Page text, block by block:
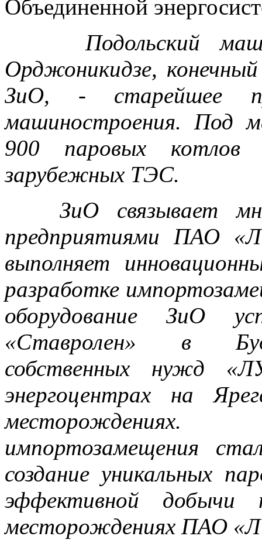
Объединенной
Подольский
Орджоникидзе,
ЗиО, - старейшее
машиностроения. Под
900 паровых котлов
зарубежных ТЭС.
ЗиО связывает
предприятиями ПАО
выполняет
разработке
оборудование ЗиО
«Ставролен» в
собственных нужд
энергоцентрах на
импортозамещения
создание уникальных
эффективной добычи
месторождениях ПАО